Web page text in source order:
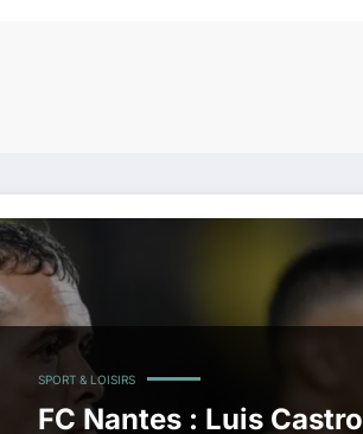
SPORT & LOISIRS
FC Nantes : Luis Castro